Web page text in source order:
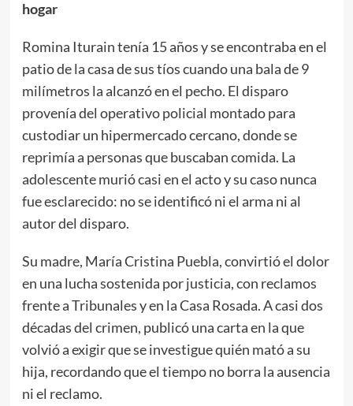
hogar
Romina Iturain tenía 15 años y se encontraba en el
patio de la casa de sus tíos cuando una bala de 9
milímetros la alcanzó en el pecho. El disparo
provenía del operativo policial montado para
custodiar un hipermercado cercano, donde se
reprimía a personas que buscaban comida. La
adolescente murió casi en el acto y su caso nunca
fue esclarecido: no se identificó ni el arma ni al
autor del disparo.
Su madre, María Cristina Puebla, convirtió el dolor
en una lucha sostenida por justicia, con reclamos
frente a Tribunales y en la Casa Rosada. A casi dos
décadas del crimen, publicó una carta en la que
volvió a exigir que se investigue quién mató a su
hija, recordando que el tiempo no borra la ausencia
ni el reclamo.